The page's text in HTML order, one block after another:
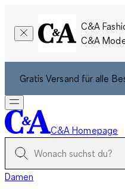
C&A
C&A
Gratis Versand für alle
C&A Homepage
Damen